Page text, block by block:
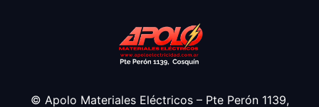
© Apolo Materiales Eléctricos – Pte Perón 1139,